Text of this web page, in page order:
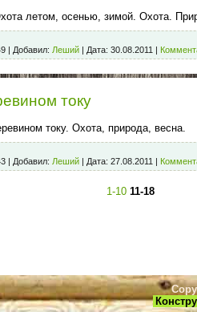
летом, осенью, зимой. Охота.
| Добавил: Леший | Дата: 30.08.2011 |
току
току. Охота, природа, весна.
| Добавил: Леший | Дата: 27.08.2011 |
1-10 11-18